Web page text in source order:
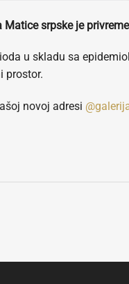
Matice srpske je
u skladu sa
prostor.
novoj adresi